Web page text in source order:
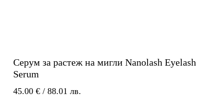
Серум за растеж на мигли Nanolash Eyelash
Serum
45.00 €/ 88.01 лв.